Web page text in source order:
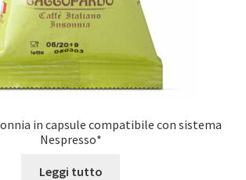
in capsule compatibile con sistema
Nespresso*
Leggi tutto